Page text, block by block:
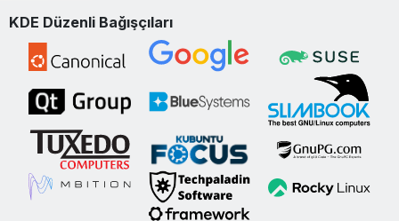
KDE Düzenli Bağışçıları